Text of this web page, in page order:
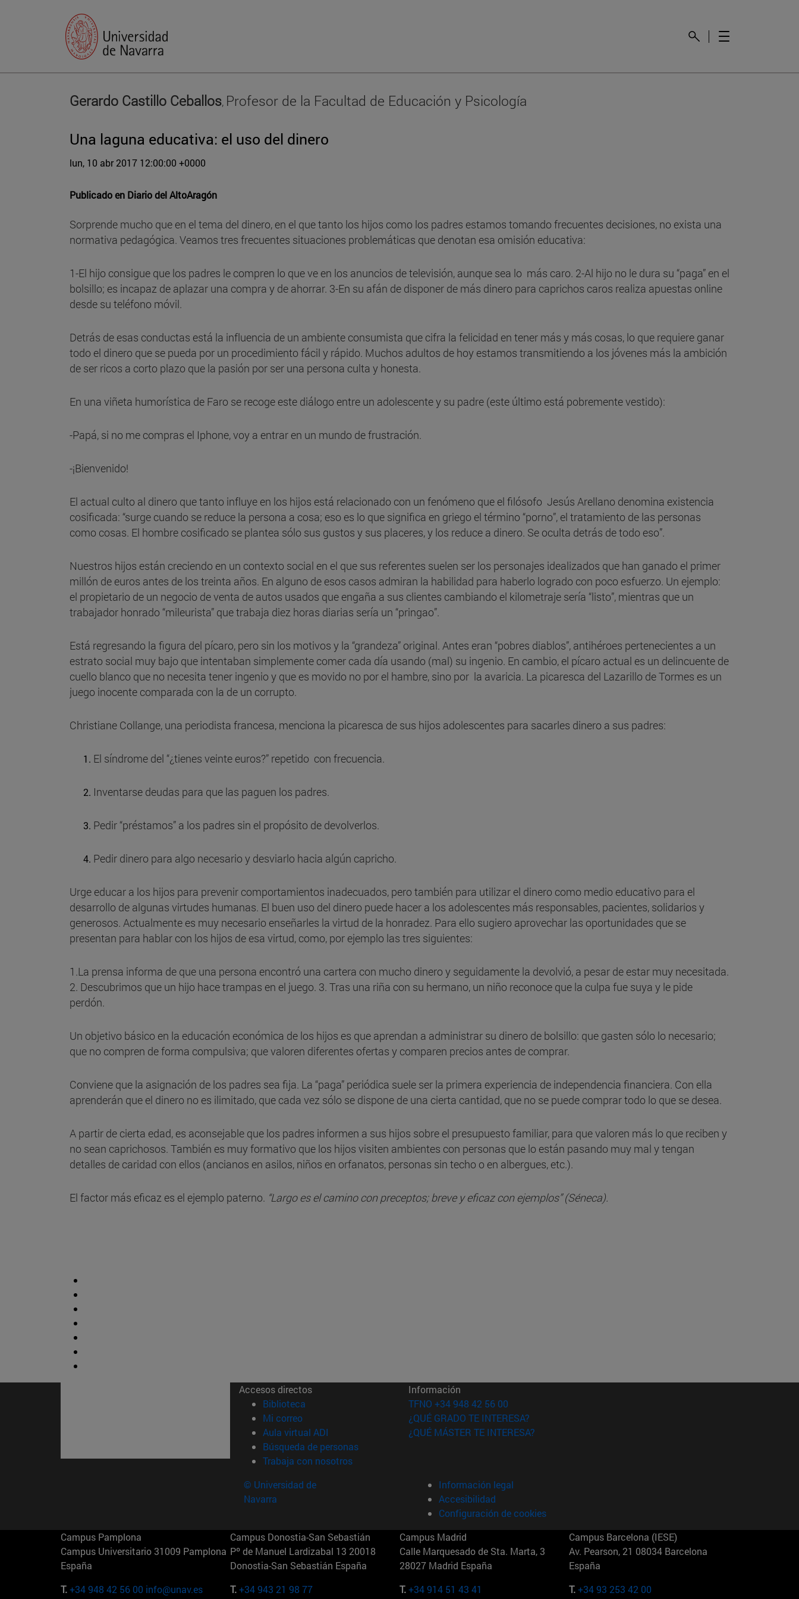
Gerardo Castillo Ceballos, Profesor de la Facultad de Educación y Psicología
Una laguna educativa: el uso del dinero
lun, 10 abr 2017 12:00:00 +0000
Publicado en Diario del AltoAragón
Sorprende mucho que en el tema del dinero, en el que tanto los hijos como los padres estamos tomando frecuentes decisiones, no exista una
normativa pedagógica. Veamos tres frecuentes situaciones problemáticas que denotan esa omisión educativa:
1-El hijo consigue que los padres le compren lo que ve en los anuncios de televisión, aunque sea lo más caro. 2-Al hijo no le dura su “paga” en el
bolsillo; es incapaz de aplazar una compra y de ahorrar. 3-En su afán de disponer de más dinero para caprichos caros realiza apuestas online
desde su teléfono móvil.
Detrás de esas conductas está la influencia de un ambiente consumista que cifra la felicidad en tener más y más cosas, lo que requiere ganar
todo el dinero que se pueda por un procedimiento fácil y rápido. Muchos adultos de hoy estamos transmitiendo a los jóvenes más la ambición
de ser ricos a corto plazo que la pasión por ser una persona culta y honesta.
En una viñeta humorística de Faro se recoge este diálogo entre un adolescente y su padre (este último está pobremente vestido):
-Papá, si no me compras el Iphone, voy a entrar en un mundo de frustración.
-¡Bienvenido!
El actual culto al dinero que tanto influye en los hijos está relacionado con un fenómeno que el filósofo Jesús Arellano denomina existencia
cosificada: “surge cuando se reduce la persona a cosa; eso es lo que significa en griego el término “porno”, el tratamiento de las personas
como cosas. El hombre cosificado se plantea sólo sus gustos y sus placeres, y los reduce a dinero. Se oculta detrás de todo eso”.
Nuestros hijos están creciendo en un contexto social en el que sus referentes suelen ser los personajes idealizados que han ganado el primer
millón de euros antes de los treinta años. En alguno de esos casos admiran la habilidad para haberlo logrado con poco esfuerzo. Un ejemplo:
el propietario de un negocio de venta de autos usados que engaña a sus clientes cambiando el kilometraje sería “listo”, mientras que un
trabajador honrado “mileurista” que trabaja diez horas diarias sería un “pringao”.
Está regresando la figura del pícaro, pero sin los motivos y la “grandeza” original. Antes eran “pobres diablos”, antihéroes pertenecientes a un
estrato social muy bajo que intentaban simplemente comer cada día usando (mal) su ingenio. En cambio, el pícaro actual es un delincuente de
cuello blanco que no necesita tener ingenio y que es movido no por el hambre, sino por la avaricia. La picaresca del Lazarillo de Tormes es un
juego inocente comparada con la de un corrupto.
Christiane Collange, una periodista francesa, menciona la picaresca de sus hijos adolescentes para sacarles dinero a sus padres:
El síndrome del “¿tienes veinte euros?” repetido con frecuencia.
Inventarse deudas para que las paguen los padres.
Pedir “préstamos” a los padres sin el propósito de devolverlos.
Pedir dinero para algo necesario y desviarlo hacia algún capricho.
Urge educar a los hijos para prevenir comportamientos inadecuados, pero también para utilizar el dinero como medio educativo para el
desarrollo de algunas virtudes humanas. El buen uso del dinero puede hacer a los adolescentes más responsables, pacientes, solidarios y
generosos. Actualmente es muy necesario enseñarles la virtud de la honradez. Para ello sugiero aprovechar las oportunidades que se
presentan para hablar con los hijos de esa virtud, como, por ejemplo las tres siguientes:
1.La prensa informa de que una persona encontró una cartera con mucho dinero y seguidamente la devolvió, a pesar de estar muy necesitada.
2. Descubrimos que un hijo hace trampas en el juego. 3. Tras una riña con su hermano, un niño reconoce que la culpa fue suya y le pide
perdón.
Un objetivo básico en la educación económica de los hijos es que aprendan a administrar su dinero de bolsillo: que gasten sólo lo necesario;
que no compren de forma compulsiva; que valoren diferentes ofertas y comparen precios antes de comprar.
Conviene que la asignación de los padres sea fija. La “paga” periódica suele ser la primera experiencia de independencia financiera. Con ella
aprenderán que el dinero no es ilimitado, que cada vez sólo se dispone de una cierta cantidad, que no se puede comprar todo lo que se desea.
A partir de cierta edad, es aconsejable que los padres informen a sus hijos sobre el presupuesto familiar, para que valoren más lo que reciben y
no sean caprichosos. También es muy formativo que los hijos visiten ambientes con personas que lo están pasando muy mal y tengan
detalles de caridad con ellos (ancianos en asilos, niños en orfanatos, personas sin techo o en albergues, etc.).
El factor más eficaz es el ejemplo paterno. “Largo es el camino con preceptos; breve y eficaz con ejemplos” (Séneca).
Accesos directos
Biblioteca (abre en nueva ventana)
Mi correo(abre en nueva ventana)
Aula virtual ADI (abre en nueva ventana)
Búsqueda de personas(abre en nueva ventana)
Trabaja con nosotros(abre en nueva ventana)
Información
TFNO +34 948 42 56 00
¿QUÉ GRADO TE INTERESA?
¿QUÉ MÁSTER TE INTERESA?
© Universidad de
Navarra
Información legal
Accesibilidad
Configuración de cookies
Campus Pamplona
Campus Universitario 31009 Pamplona
España
T.+34 948 42 56 00 info@unav.es
Campus Donostia-San Sebastián
Pº de Manuel Lardizabal 13 20018
Donostia-San Sebastián España
T.+34 943 21 98 77
Campus Madrid
Calle Marquesado de Sta. Marta, 3
28027 Madrid España
T.+34 914 51 43 41
Campus Barcelona (IESE)
Av. Pearson, 21 08034 Barcelona
España
T.+34 93 253 42 00